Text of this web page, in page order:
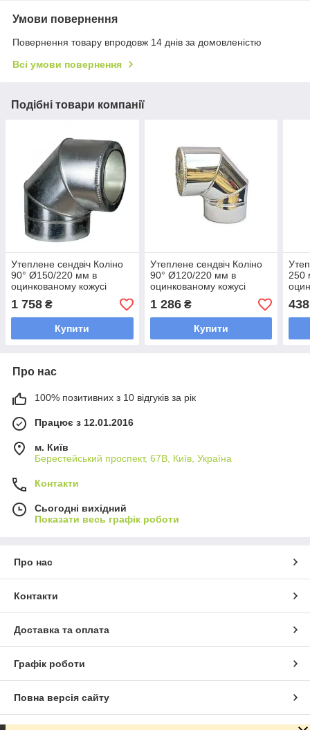
Умови повернення
Повернення товару впродовж 14 днів за домовленістю
Всі умови повернення
Подібні товари компанії
Утеплене сендвіч Коліно
90° Ø150/220 мм в
оцинкованому кожусі
1 758 ₴
Купити
Утеплене сендвіч Коліно
90° Ø120/220 мм в
оцинкованому кожусі
1 286₴
Купити
250
438
Про нас
100% позитивних з 10 відгуків за рік
Працює з 12.01.2016
м. Київ
Берестейський проспект, 67В, Київ, Україна
Контакти
Сьогодні вихідний
Показати весь графік роботи
Про нас
Контакти
Доставка та оплата
Графік роботи
Повна версія сайту